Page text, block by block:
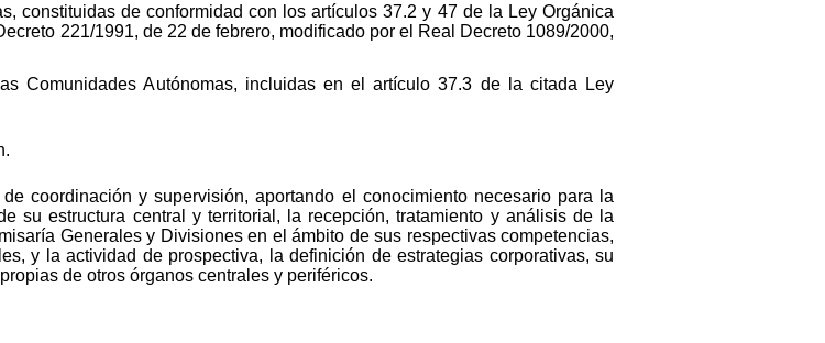
constituidas de conformidad con los artículos 37.2 y 47 de la Ley Orgánica
221/1991, de 22 de febrero, modificado por el Real Decreto 1089/2000,
Comunidades Autónomas, incluidas en el artículo 37.3 de la citada Ley
coordinación y supervisión, aportando el conocimiento necesario para la
su estructura central y territorial, la recepción, tratamiento y análisis de la
Generales y Divisiones en el ámbito de sus respectivas competencias,
y la actividad de prospectiva, la definición de estrategias corporativas, su
de otros órganos centrales y periféricos.